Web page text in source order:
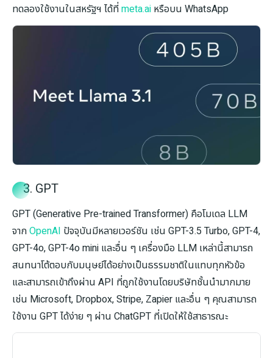
ทดลองใช้งานในสหรัฐฯ ได้ที่meta.ai หรือบน WhatsApp
3. GPT
GPT (Generative Pre-trained Transformer) คือโมเดล LLM
จากOpenAI ปัจจุบันมีหลายเวอร์ชัน เช่น GPT-3.5 Turbo, GPT-4,
GPT-4o, GPT-4o mini และอื่น ๆ เครื่องมือ LLM เหล่านี้สามารถ
สนทนาโต้ตอบกับมนุษย์ได้อย่างเป็นธรรมชาติในแทบทุกหัวข้อ
และสามารถเข้าถึงผ่าน API ที่ถูกใช้งานโดยบริษัทชั้นนำมากมาย
เช่น Microsoft, Dropbox, Stripe, Zapier และอื่น ๆ คุณสามารถ
ใช้งาน GPT ได้ง่าย ๆ ผ่าน ChatGPT ที่เปิดให้ใช้สาธารณะ